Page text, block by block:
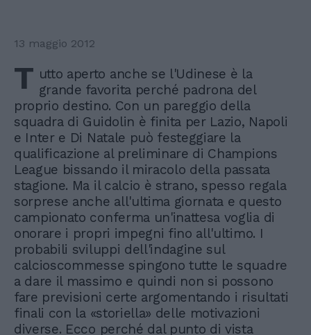
13 maggio 2012
T utto aperto anche se l'Udinese è la
grande favorita perché padrona del
proprio destino. Con un pareggio della
squadra di Guidolin è finita per Lazio, Napoli
e Inter e Di Natale può festeggiare la
qualificazione al preliminare di Champions
League bissando il miracolo della passata
stagione. Ma il calcio è strano, spesso regala
sorprese anche all'ultima giornata e questo
campionato conferma un'inattesa voglia di
onorare i propri impegni fino all'ultimo. I
probabili sviluppi dell'indagine sul
calcioscommesse spingono tutte le squadre
a dare il massimo e quindi non si possono
fare previsioni certe argomentando i risultati
finali con la «storiella» delle motivazioni
diverse. Ecco perché dal punto di vista